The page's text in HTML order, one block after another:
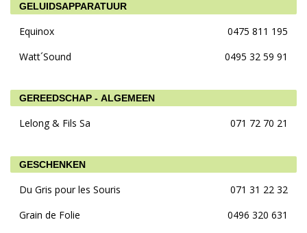
GELUIDSAPPARATUUR
Equinox
0475 811 195
Watt´Sound
0495 32 59 91
GEREEDSCHAP - ALGEMEEN
Lelong & Fils Sa 071 72 70 21
GESCHENKEN
Du Gris pour les Souris
071 31 22 32
Grain de Folie
0496 320 631